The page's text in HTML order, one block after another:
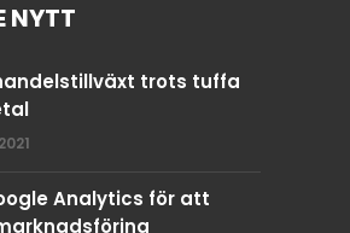
NYTT
trots tuffa
Analytics för att